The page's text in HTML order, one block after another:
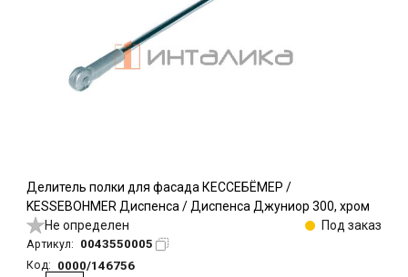
Делитель полки для фасада КЕССЕБЁМЕР /
KESSEBOHMER Диспенса / Диспенса Джуниор 300, хром
Не определен
Под заказ
Артикул: 0043550005
Код: 0000/146756